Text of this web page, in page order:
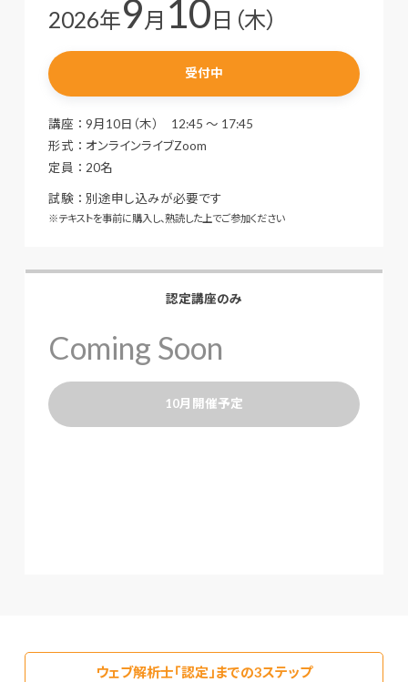
2026年9月 10日（木）
受付中
講座 ： 9月10日（木） 12:45 ～ 17:45
形式 ： オンラインライブZoom
定員 ： 20名
試験 ： 別途申し込みが必要です
※テキストを事前に購入し、熟読した上でご参加ください
認定講座のみ
10月開催予定
ウェブ解析士「認定」までの3ステップ